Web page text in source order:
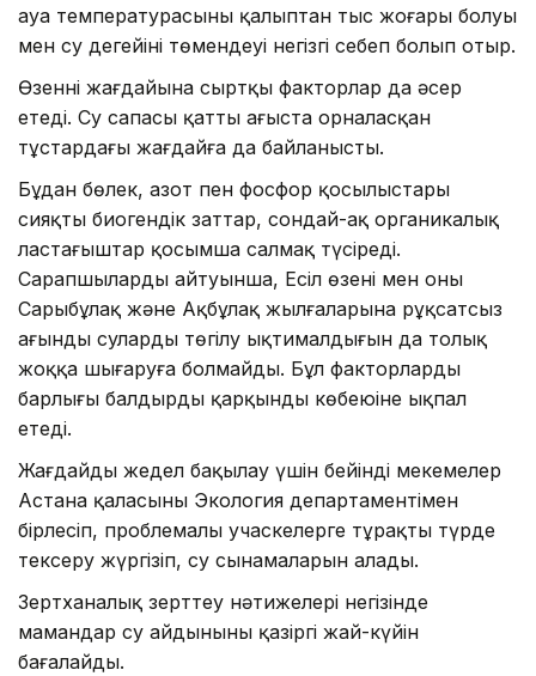
ауа температурасының қалыптан тыс жоғары болуы
мен су деңгейінің төмендеуі негізгі себеп болып отыр.
Өзеннің жағдайына сыртқы факторлар да әсер
етеді. Су сапасы қатты ағыста орналасқан
тұстардағы жағдайға да байланысты.
Бұдан бөлек, азот пен фосфор қосылыстары
сияқты биогендік заттар, сондай-ақ органикалық
ластағыштар қосымша салмақ түсіреді.
Сарапшылардың айтуынша, Есіл өзені мен оның
Сарыбұлақ және Ақбұлақ жылғаларына рұқсатсыз
ағынды сулардың төгілу ықтималдығын да толық
жоққа шығаруға болмайды. Бұл факторлардың
барлығы балдырдың қарқынды көбеюіне ықпал
етеді.
Жағдайды жедел бақылау үшін бейінді мекемелер
Астана қаласының Экология департаментімен
бірлесіп, проблемалы учаскелерге тұрақты түрде
тексеру жүргізіп, су сынамаларын алады.
Зертханалық зерттеу нәтижелері негізінде
мамандар су айдынының қазіргі жай-күйін
бағалайды.